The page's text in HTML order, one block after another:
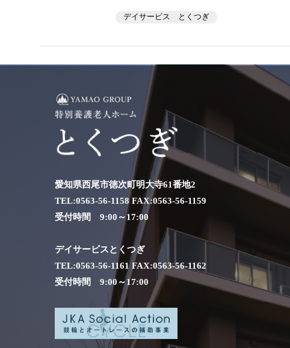
デイサービス とくつぎ
愛知県西尾市徳次町明大寺61番地2
TEL:0563-56-1158FAX:0563-56-1159
受付時間 9:00～17:00
デイサービスとくつぎ
TEL:0563-56-1161FAX:0563-56-1162
受付時間 9:00～17:00